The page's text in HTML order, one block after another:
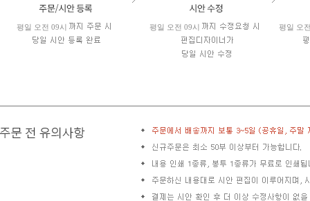
평일 오전 09시 평일 오전 09시 평일 오